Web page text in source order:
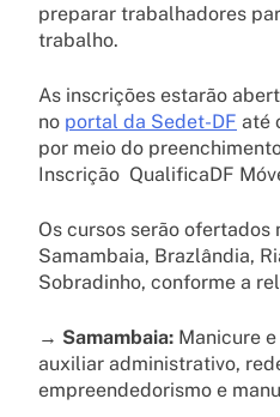
preparar trabalhadores
trabalho.
As inscrições estarão
no portal da Sedet-DF até
por meio do
Inscrição QualificaDF
Os cursos serão ofertados
Samambaia, Brazlândia,
Sobradinho, conforme a
→ Samambaia: Manicure
auxiliar administrativo,
empreendedorismo e